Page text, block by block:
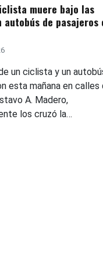
muere bajo las
de pasajeros
un ciclista y un
esta mañana en calles
A. Madero,
los cruzó la…